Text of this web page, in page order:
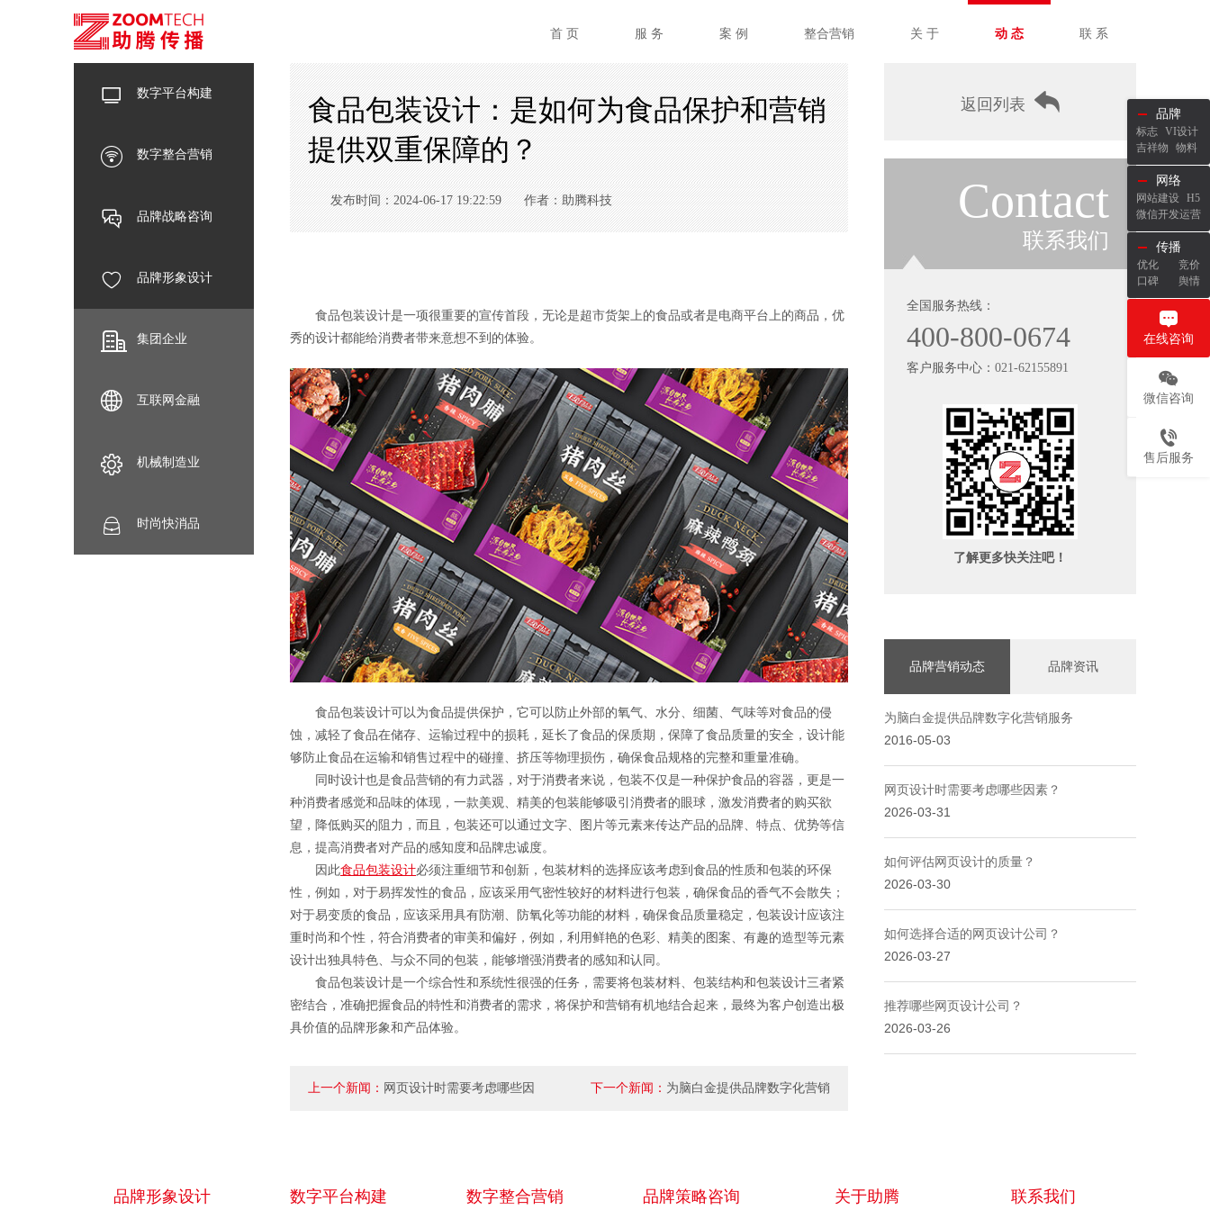
首 页 服 务 案 例 整合营销 关 于 动 态 联 系
数字平台构建
数字整合营销
品牌战略咨询
品牌形象设计
集团企业
互联网金融
机械制造业
时尚快消品
食品包装设计：是如何为食品保护和营销
提供双重保障的？
发布时间：2024-06-17 19:22:59 作者：助腾科技
食品包装设计是一项很重要的宣传首段，无论是超市货架上的食品或者是电商平台上的商品，优
秀的设计都能给消费者带来意想不到的体验。
食品包装设计可以为食品提供保护，它可以防止外部的氧气、水分、细菌、气味等对食品的侵
蚀，减轻了食品在储存、运输过程中的损耗，延长了食品的保质期，保障了食品质量的安全，设计能
够防止食品在运输和销售过程中的碰撞、挤压等物理损伤，确保食品规格的完整和重量准确。
同时设计也是食品营销的有力武器，对于消费者来说，包装不仅是一种保护食品的容器，更是一
种消费者感觉和品味的体现，一款美观、精美的包装能够吸引消费者的眼球，激发消费者的购买欲
望，降低购买的阻力，而且，包装还可以通过文字、图片等元素来传达产品的品牌、特点、优势等信
息，提高消费者对产品的感知度和品牌忠诚度。
因此食品包装设计必须注重细节和创新，包装材料的选择应该考虑到食品的性质和包装的环保
性，例如，对于易挥发性的食品，应该采用气密性较好的材料进行包装，确保食品的香气不会散失；
对于易变质的食品，应该采用具有防潮、防氧化等功能的材料，确保食品质量稳定，包装设计应该注
重时尚和个性，符合消费者的审美和偏好，例如，利用鲜艳的色彩、精美的图案、有趣的造型等元素
设计出独具特色、与众不同的包装，能够增强消费者的感知和认同。
食品包装设计是一个综合性和系统性很强的任务，需要将包装材料、包装结构和包装设计三者紧
密结合，准确把握食品的特性和消费者的需求，将保护和营销有机地结合起来，最终为客户创造出极
具价值的品牌形象和产品体验。
上一个新闻： 网页设计时需要考虑哪些因 下一个新闻： 为脑白金提供品牌数字化营销
返回列表
Contact
联系我们
全国服务热线：
400-800-0674
客户服务中心： 021-62155891
了解更多快关注吧！
品牌营销动态 品牌资讯
为脑白金提供品牌数字化营销服务
2016-05-03
网页设计时需要考虑哪些因素？
2026-03-31
如何评估网页设计的质量？
2026-03-30
如何选择合适的网页设计公司？
2026-03-27
推荐哪些网页设计公司？
2026-03-26
品牌形象设计 数字平台构建 数字整合营销 品牌策略咨询 关于助腾 联系我们
品牌
标志 VI设计
吉祥物
物料
网络
网站建设 H5
微信开发运营
传播
优化
竞价
口碑
舆情
在线咨询
微信咨询
售后服务